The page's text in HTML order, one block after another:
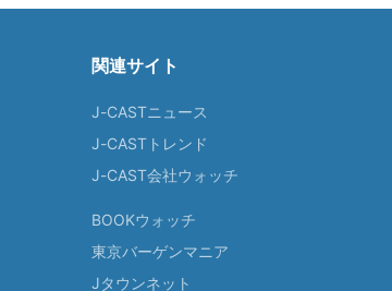
関連サイト
J-CASTニュース
J-CASTトレンド
J-CAST会社ウォッチ
BOOKウォッチ
東京バーゲンマニア
Jタウンネット